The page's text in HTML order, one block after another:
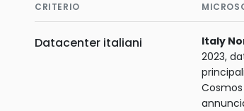
CRITERIO
Datacenter italiani Italy
2023,
Cosmos